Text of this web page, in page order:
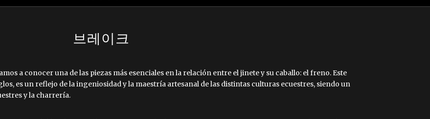
브레이크
a conocer una de las piezas más esenciales en la relación entre el jinete y su caballo: el freno. Este
es un reflejo de la ingeniosidad y la maestría artesanal de las distintas culturas ecuestres, siendo un
y la charrería.